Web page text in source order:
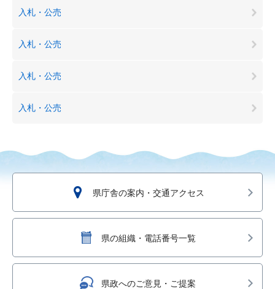
入札・公売
入札・公売
入札・公売
入札・公売
県庁舎の案内・交通アクセス
県の組織・電話番号一覧
県政へのご意見・ご提案